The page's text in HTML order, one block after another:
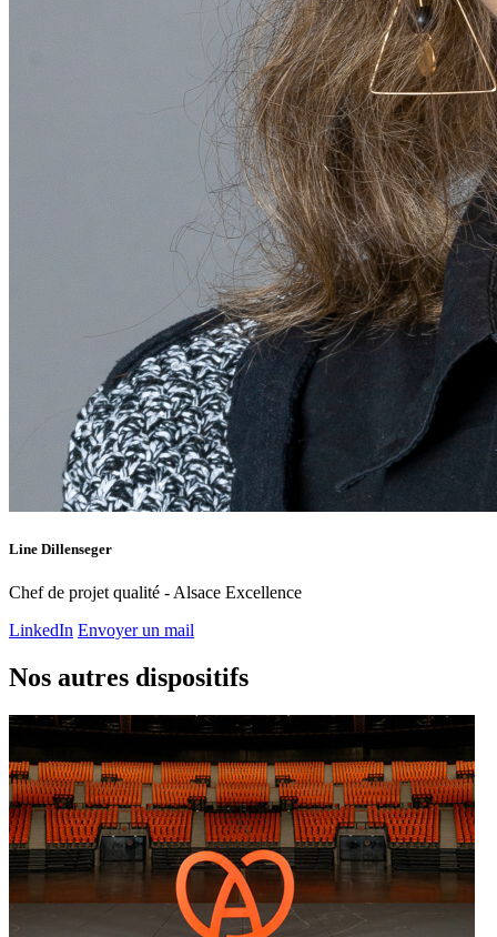
Line Dillenseger
Chef de projet qualité - Alsace Excellence
LinkedIn Envoyer un mail
Nos autres dispositifs